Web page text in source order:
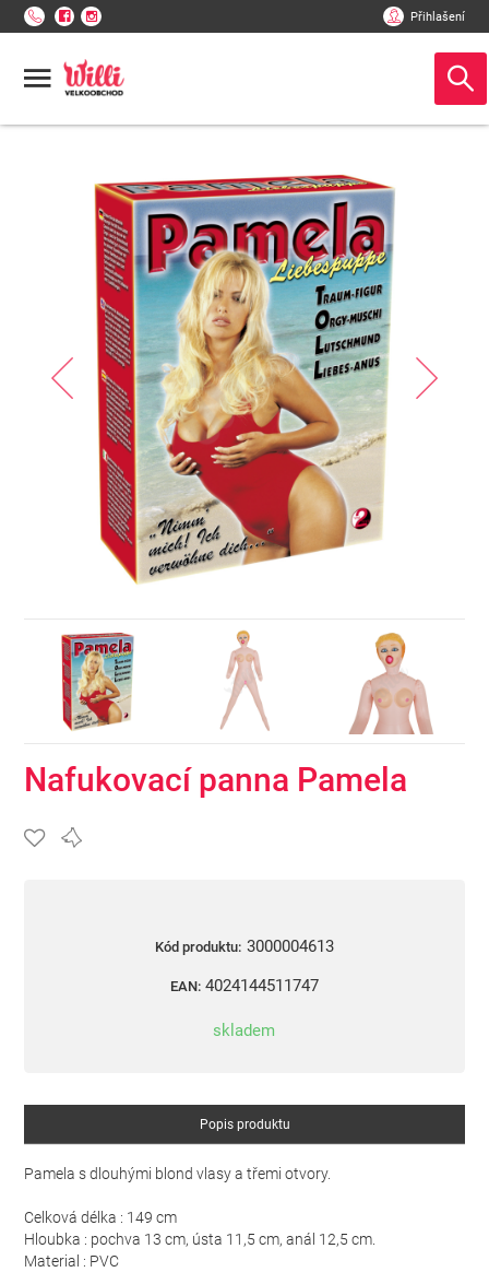
Přihlašení
Nafukovací panna Pamela
Kód produktu: 3000004613
EAN: 4024144511747
skladem
Popis produktu
Pamela s dlouhými blond vlasy a třemi otvory.
Celková délka : 149 cm
Hloubka : pochva 13 cm, ústa 11,5 cm, anál 12,5 cm.
Material : PVC